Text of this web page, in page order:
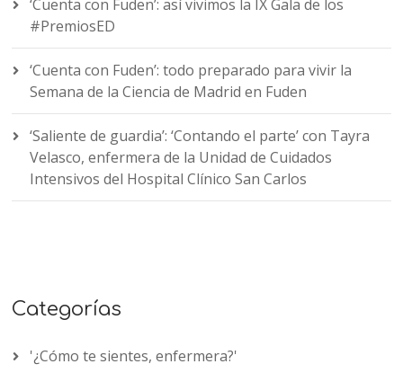
‘Cuenta con Fuden’: así vivimos la IX Gala de los
#PremiosED
‘Cuenta con Fuden’: todo preparado para vivir la
Semana de la Ciencia de Madrid en Fuden
‘Saliente de guardia’: ‘Contando el parte’ con Tayra
Velasco, enfermera de la Unidad de Cuidados
Intensivos del Hospital Clínico San Carlos
Categorías
'¿Cómo te sientes, enfermera?'